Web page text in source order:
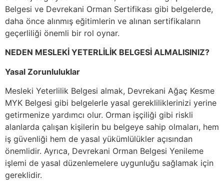
Belgesi ve Devrekani Orman Sertifikası gibi belgelerde,
daha önce alınmış eğitimlerin ve alınan sertifikaların
geçerliliği önemli bir rol oynar.
NEDEN MESLEKİ YETERLİLİK BELGESİ ALMALISINIZ?
Yasal Zorunluluklar
Mesleki Yeterlilik Belgesi almak, Devrekani Ağaç Kesme
MYK Belgesi gibi belgelerle yasal gerekliliklerinizi yerine
getirmenize yardımcı olur. Orman işçiliği gibi riskli
alanlarda çalışan kişilerin bu belgeye sahip olmaları, hem
iş güvenliği hem de yasal yükümlülükler açısından
önemlidir. Ayrıca, Devrekani Orman Belgesi Yenileme
işlemi de yasal düzenlemelere uygunluğu sağlamak için
gereklidir.